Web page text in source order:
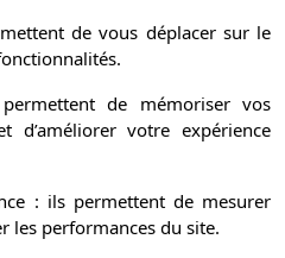
de vous déplacer sur le
de mémoriser vos
d’améliorer votre expérience
: ils permettent de mesurer
les performances du site.